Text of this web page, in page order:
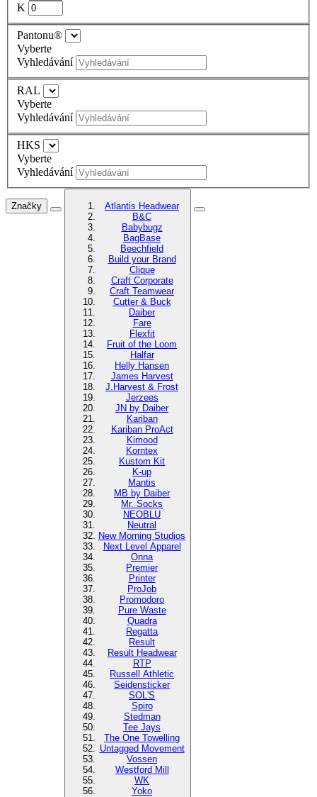
K
Pantonu®
Vyberte
Vyhledávání
RAL
Vyberte
Vyhledávání
HKS
Vyberte
Vyhledávání
Značky
Atlantis Headwear
B&C
Babybugz
BagBase
Beechfield
Build your Brand
Clique
Craft Corporate
Craft Teamwear
Cutter & Buck
Daiber
Fare
Flexfit
Fruit of the Loom
Halfar
Helly Hansen
James Harvest
J.Harvest & Frost
Jerzees
JN by Daiber
Kariban
Kariban ProAct
Kimood
Korntex
Kustom Kit
K-up
Mantis
MB by Daiber
Mr. Socks
NEOBLU
Neutral
New Morning Studios
Next Level Apparel
Onna
Premier
Printer
ProJob
Promodoro
Pure Waste
Quadra
Regatta
Result
Result Headwear
RTP
Russell Athletic
Seidensticker
SOL'S
Spiro
Stedman
Tee Jays
The One Towelling
Untagged Movement
Vossen
Westford Mill
WK
Yoko